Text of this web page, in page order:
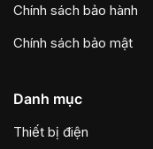
Chính sách bảo hành
Chính sách bảo mật
Danh mục
Thiết bị điện